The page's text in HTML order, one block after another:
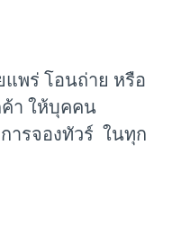
แพร่ โอนถ่าย หรือ
า ให้บุคคน
ารจองทัวร์ ในทุก